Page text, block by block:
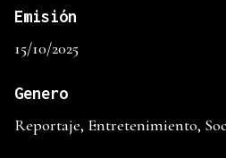
Emisión
15/10/2025
Genero
Reportaje, Entretenimiento,